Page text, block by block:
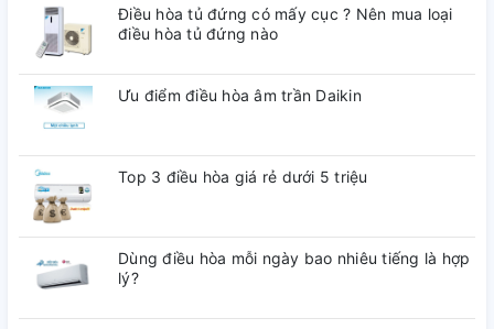
Công nghệ bảo quản thực phẩm:
Ngăn cân bằng ẩm Moist Balance Crisper, Ngăn rau củ cân
bằng ẩm lưới mắt cáo 2 chế độ Fresh Balancer
Cửa phụ Door-in-Door
Lấy nước ngoài diệt khuẩn UV nano
Tích hợp WIFI - Smart ThinQ™
Điều hòa tủ đứng có mấy cục ? Nên mua loại
điều hòa tủ đứng nào
Ưu điểm điều hòa âm trần Daikin
Top 3 điều hòa giá rẻ dưới 5 triệu
Dùng điều hòa mỗi ngày bao nhiêu tiếng là hợp
lý?